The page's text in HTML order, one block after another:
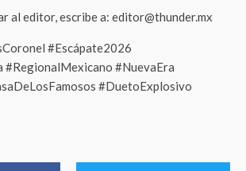
al editor, escribe a: editor@thunder.mx
#Escápate2026
#RegionalMexicano #NuevaEra
#DuetoExplosivo